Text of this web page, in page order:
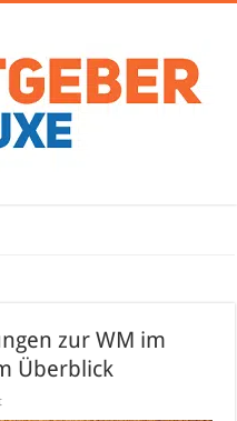
zur WM im
Überblick
für